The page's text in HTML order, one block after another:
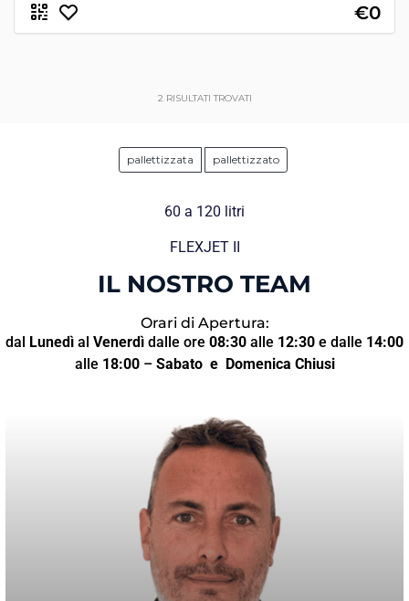
€0
2 RISULTATI TROVATI
pallettizzata pallettizzato
60 a 120 litri
FLEXJET II
IL NOSTRO TEAM
Orari di Apertura:
dal Lunedì al Venerdì dalle ore 08:30 alle 12:30 e dalle 14:00
alle 18:00– Sabato e Domenica Chiusi